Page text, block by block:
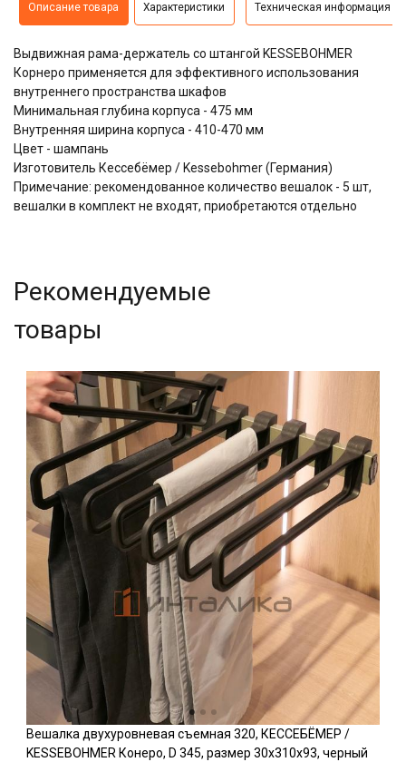
Описание товара Характеристики Техническая информация
Выдвижная рама-держатель со штангой KESSEBOHMER
Корнеро применяется для эффективного использования
внутреннего пространства шкафов
Минимальная глубина корпуса - 475 мм
Внутренняя ширина корпуса - 410-470 мм
Цвет - шампань
Изготовитель Кессебёмер / Kessebohmer (Германия)
Примечание: рекомендованное количество вешалок - 5 шт,
вешалки в комплект не входят, приобретаются отдельно
Рекомендуемые
товары
Вешалка двухуровневая съемная 320, КЕССЕБЁМЕР /
KESSEBOHMER Конеро, D 345, размер 30x310x93, черный